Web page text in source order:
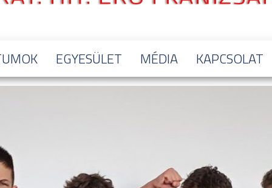
EGYESÜLET MÉDIA KAPCSOLAT